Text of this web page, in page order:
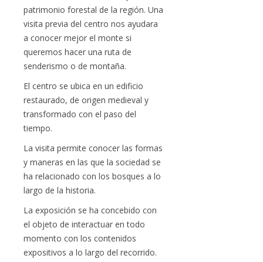
patrimonio forestal de la región. Una
visita previa del centro nos ayudara
a conocer mejor el monte si
queremos hacer una ruta de
senderismo o de montaña.
El centro se ubica en un edificio
restaurado, de origen medieval y
transformado con el paso del
tiempo.
La visita permite conocer las formas
y maneras en las que la sociedad se
ha relacionado con los bosques a lo
largo de la historia.
La exposición se ha concebido con
el objeto de interactuar en todo
momento con los contenidos
expositivos a lo largo del recorrido.